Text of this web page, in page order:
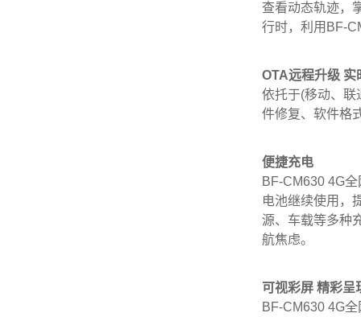
查看动态轨迹，
行时，利用BF-
OTA远程升级 实
依托于(移动、联
件修复、软件格
便捷充电
BF-CM630 4G
电池继续使用，
源、车载等多种
航焦虑。
可视彩屏 精彩呈
BF-CM630 4G